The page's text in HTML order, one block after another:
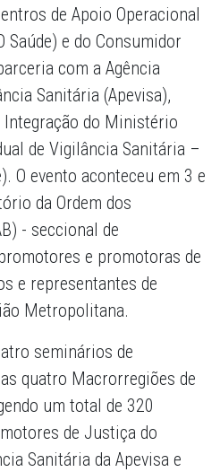
de Apoio Operacional
Saúde) e do Consumidor
com a Agência
Sanitária (Apevisa),
do Ministério
de Vigilância Sanitária –
O evento aconteceu em 3 e
da Ordem dos
- seccional de
e promotoras de
e representantes de
Metropolitana.
seminários de
quatro Macrorregiões de
um total de 320
de Justiça do
Sanitária da Apevisa e